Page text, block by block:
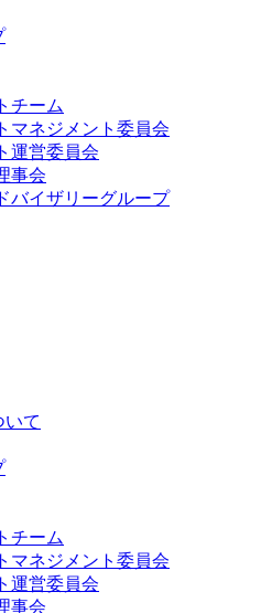
チーム
マネジメント委員会
運営委員会
事会
バイザリーグループ
いて
チーム
マネジメント委員会
運営委員会
事会